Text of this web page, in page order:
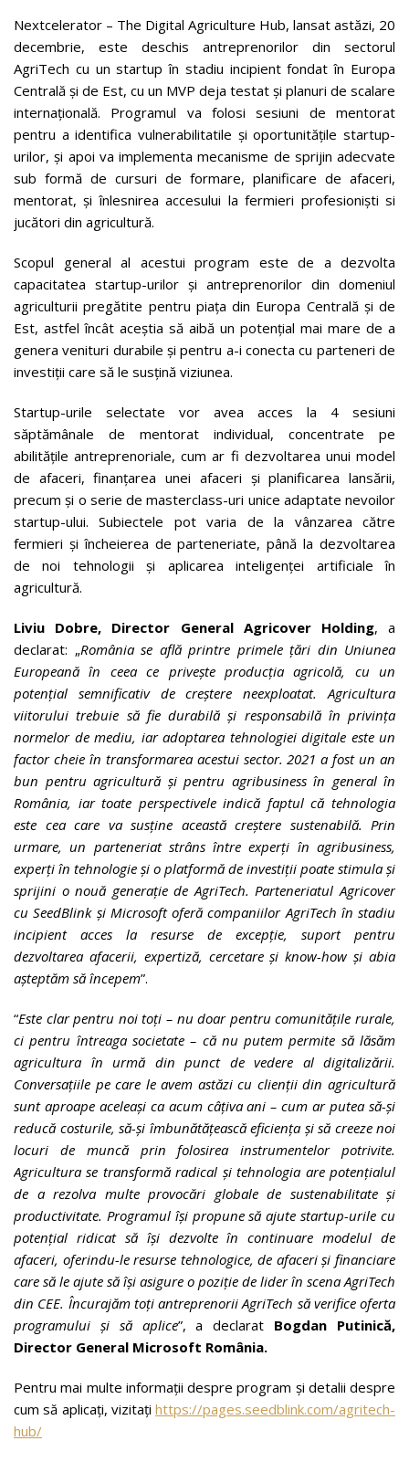
Nextcelerator – The Digital Agriculture Hub, lansat astăzi, 20
decembrie, este deschis antreprenorilor din sectorul
AgriTech cu un startup în stadiu incipient fondat în Europa
Centrală și de Est, cu un MVP deja testat și planuri de scalare
internațională. Programul va folosi sesiuni de mentorat
pentru a identifica vulnerabilitatile și oportunitățile startup-
urilor, și apoi va implementa mecanisme de sprijin adecvate
sub formă de cursuri de formare, planificare de afaceri,
mentorat, și înlesnirea accesului la fermieri profesioniști si
jucători din agricultură.
Scopul general al acestui program este de a dezvolta
capacitatea startup-urilor și antreprenorilor din domeniul
agriculturii pregătite pentru piața din Europa Centrală și de
Est, astfel încât aceștia să aibă un potențial mai mare de a
genera venituri durabile și pentru a-i conecta cu parteneri de
investiții care să le susțină viziunea.
Startup-urile selectate vor avea acces la 4 sesiuni
săptămânale de mentorat individual, concentrate pe
abilitățile antreprenoriale, cum ar fi dezvoltarea unui model
de afaceri, finanțarea unei afaceri și planificarea lansării,
precum și o serie de masterclass-uri unice adaptate nevoilor
startup-ului. Subiectele pot varia de la vânzarea către
fermieri și încheierea de parteneriate, până la dezvoltarea
de noi tehnologii și aplicarea inteligenței artificiale în
agricultură.
Liviu Dobre, Director General Agricover Holding, a
declarat: „România se află printre primele țări din Uniunea
Europeanăîn ceea ce priveșteproducția agricolă, cu un
potențial semnificativ de creștere neexploatat. Agricultura
viitorului trebuie să fie durabilă și responsabilăîn privința
normelor de mediu, iar adoptarea tehnologiei digitale este un
factor cheie în transformarea acestui sector. 2021 a fost un an
bun pentru agricultură și pentru agribusiness în general în
România, iar toate perspectivele indică faptul că tehnologia
este cea care va susține această creștere sustenabilă. Prin
urmare, un parteneriat strâns între experți în agribusiness,
experți în tehnologie și o platformă de investiții poate stimula și
sprijini o nouă generație de AgriTech. Parteneriatul Agricover
cu SeedBlink și Microsoft oferă companiilor AgriTech în stadiu
incipient acces la resurse de excepție, suport pentru
dezvoltarea afacerii, expertiză, cercetare și know-how și abia
așteptăm să începem”.
“Este clar pentru noi toți – nu doar pentru comunitățile rurale,
ci pentru întreaga societate – că nu putem permite să lăsăm
agricultura în urmă din punct de vedere al digitalizării.
Conversațiile pe care le avem astăzi cu clienții din agricultură
sunt aproape aceleași ca acum câțiva ani – cum ar putea să-și
reducă costurile, să-și îmbunătățească eficiența și să creeze noi
locuri de muncă prin folosirea instrumentelor potrivite.
Agricultura se transformă radical și tehnologia are potențialul
de a rezolva multe provocări globale de sustenabilitate și
productivitate. Programul își propune să ajute startup-urile cu
potențial ridicat să își dezvolte în continuare modelul de
afaceri, oferindu-le resurse tehnologice, de afaceri și financiare
care să le ajute să își asigure o poziție de lider în scena AgriTech
din CEE. Încurajăm toți antreprenorii AgriTech să verifice oferta
programului și să aplice”, a declarat Bogdan Putinică,
Director General Microsoft România.
Pentru mai multe informații despre program și detalii despre
cum să aplicați, vizitați https://pages.seedblink.com/agritech-
hub/